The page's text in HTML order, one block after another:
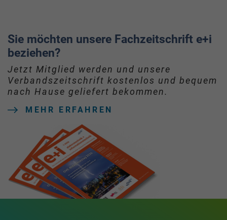
Sie möchten unsere Fachzeitschrift e+i
beziehen?
Jetzt Mitglied werden und unsere
Verbandszeitschrift kostenlos und bequem
nach Hause geliefert bekommen.
MEHR ERFAHREN